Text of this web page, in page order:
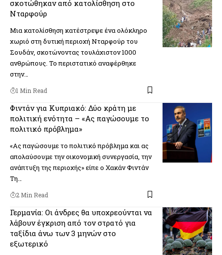
σκοτώθηκαν από κατολίσθηση στο
Νταρφούρ
Μια κατολίσθηση κατέστρεψε ένα ολόκληρο
χωριό στη δυτική περιοχή Νταρφούρ του
Σουδάν, σκοτώνοντας τουλάχιστον 1000
ανθρώπους. Το περιστατικό αναφέρθηκε
στην…
1 Min Read
Φιντάν για Κυπριακό: Δύο κράτη με
πολιτική ενότητα – «Ας παγώσουμε το
πολιτικό πρόβλημα»
«Ας παγώσουμε το πολιτικό πρόβλημα και ας
απολαύσουμε την οικονομική συνεργασία, την
ανάπτυξη της περιοχής» είπε ο Χακάν Φιντάν
Τη…
2 Min Read
Γερμανία: Οι άνδρες θα υποχρεούνται να
λάβουν έγκριση από τον στρατό για
ταξίδια άνω των 3 μηνών στο
εξωτερικό